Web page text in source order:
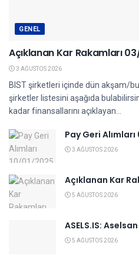
GENEL
Açıklanan Kar Rakamları
3 AĞUSTOS 2026
BIST şirketleri içinde dün akşam/
şirketler listesini aşağıda
kadar finansallarını açıklayan...
Pay Geri
3 AĞUSTOS 2026
Açıklanan Kar
5 AĞUSTOS 2026
ASELS.IS:
5 AĞUSTOS 2026